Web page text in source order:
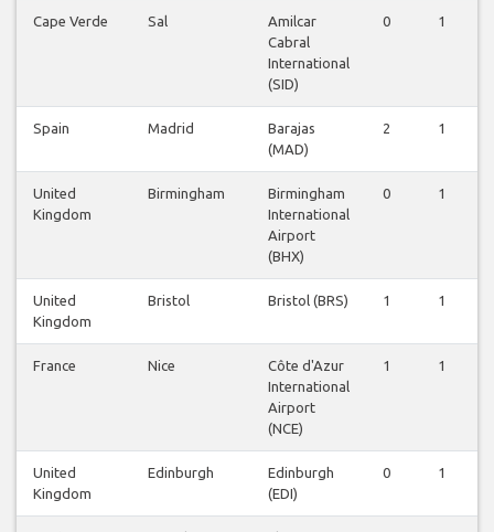
Cape Verde Sal
Amilcar
Cabral
International
(SID)
0 1
Spain Madrid
Barajas
(MAD)
2 1
United
Kingdom
Birmingham
Birmingham
International
Airport
(BHX)
0 1
United
Kingdom
Bristol Bristol (BRS) 1 1
France Nice
Côte d'Azur
International
Airport
(NCE)
1 1
United
Kingdom
Edinburgh
Edinburgh
(EDI)
0 1